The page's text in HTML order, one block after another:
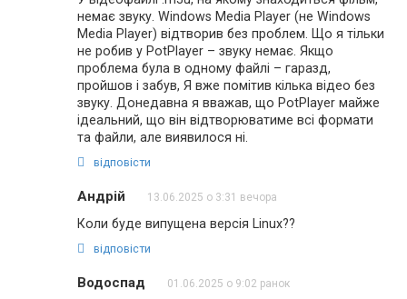
немає звуку. Windows Media Player (не Windows
Media Player) відтворив без проблем. Що я тільки
не робив у PotPlayer – звуку немає. Якщо
проблема була в одному файлі – гаразд,
пройшов і забув, Я вже помітив кілька відео без
звуку. Донедавна я вважав, що PotPlayer майже
ідеальний, що він відтворюватиме всі формати
та файли, але виявилося ні.
відповісти
Андрій 13.06.2025 о 3:31 вечора
Коли буде випущена версія Linux??
відповісти
Водоспад 01.06.2025 о 9:02 ранок